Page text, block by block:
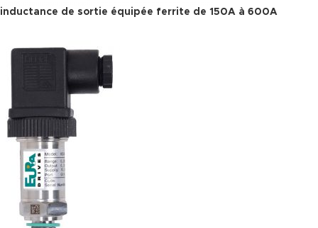
inductance de sortie équipée ferrite de 150A à 600A